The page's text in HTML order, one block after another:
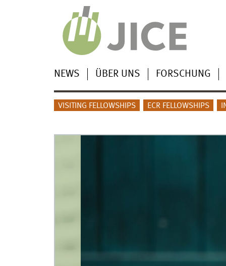
NEWS ÜBER UNS FORSCHUNG
VISITING FELLOWSHIPS ECR FELLOWSHIPS